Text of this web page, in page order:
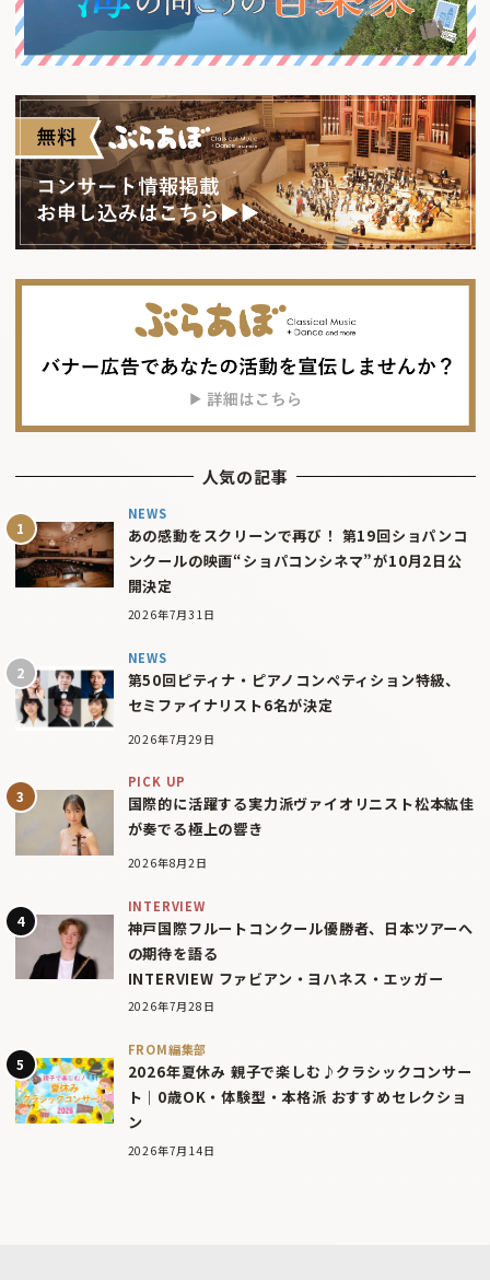
人気の記事
NEWS
あの感動をスクリーンで再び！ 第19回ショパンコ
ンクールの映画“ショパコンシネマ”が10月2日公
開決定
2026年7月31日
NEWS
第50回ピティナ・ピアノコンペティション特級、
セミファイナリスト6名が決定
2026年7月29日
PICK UP
国際的に活躍する実力派ヴァイオリニスト松本紘佳
が奏でる極上の響き
2026年8月2日
INTERVIEW
神戸国際フルートコンクール優勝者、日本ツアーへ
の期待を語る
INTERVIEW ファビアン・ヨハネス・エッガー
2026年7月28日
FROM編集部
2026年夏休み 親子で楽しむ♪クラシックコンサー
ト｜0歳OK・体験型・本格派 おすすめセレクショ
ン
2026年7月14日